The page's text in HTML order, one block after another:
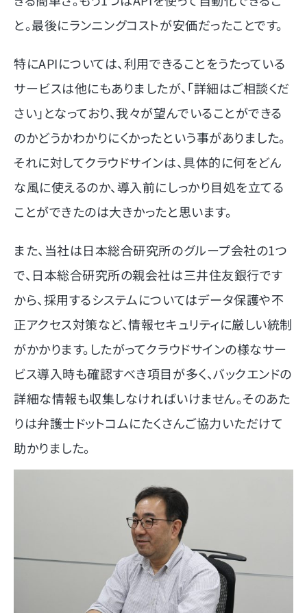
と。最後にランニングコストが安価だったことです。
特にAPIについては、利用できることをうたっている
サービスは他にもありましたが、「詳細はご相談くだ
さい」となっており、我々が望んでいることができる
のかどうかわかりにくかったという事がありました。
それに対してクラウドサインは、具体的に何をどん
な風に使えるのか、導入前にしっかり目処を立てる
ことができたのは大きかったと思います。
また、当社は日本総合研究所のグループ会社の1つ
で、日本総合研究所の親会社は三井住友銀行です
から、採用するシステムについてはデータ保護や不
正アクセス対策など、情報セキュリティに厳しい統制
がかかります。したがってクラウドサインの様なサー
ビス導入時も確認すべき項目が多く、バックエンドの
詳細な情報も収集しなければいけません。そのあた
りは弁護士ドットコムにたくさんご協力いただけて
助かりました。